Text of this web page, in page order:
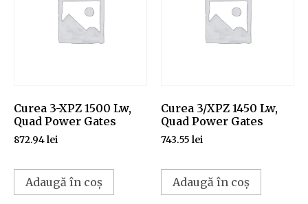
Curea 3-XPZ 1500 Lw,
Quad Power Gates
872.94lei
Adaugă în coș
Curea 3/XPZ 1450 Lw,
Quad Power Gates
743.55 lei
Adaugă în coș